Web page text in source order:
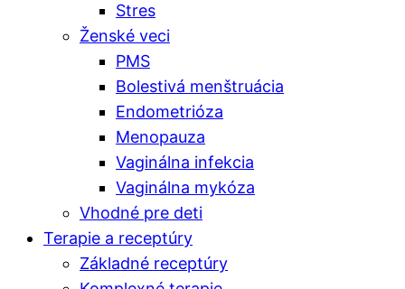
Stres
Ženské veci
PMS
Bolestivá menštruácia
Endometrióza
Menopauza
Vaginálna infekcia
Vaginálna mykóza
Vhodné pre deti
Terapie a receptúry
Základné receptúry